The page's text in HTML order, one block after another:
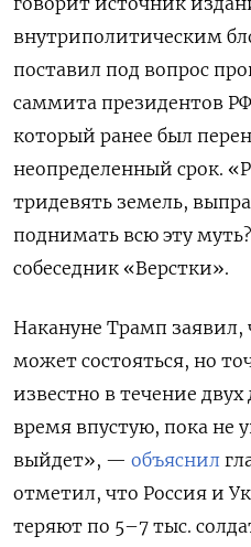
внутриполитическим
поставил под вопрос
саммита президентов
который ранее был
неопределенный срок.
тридевять земель,
поднимать всю эту
собеседник «Верстки».
Накануне Трамп
может состояться, но
известно в течение
время впустую, пока не
выйдет», — объяснил
отметил, что Россия и
теряют по 5–7 тыс.